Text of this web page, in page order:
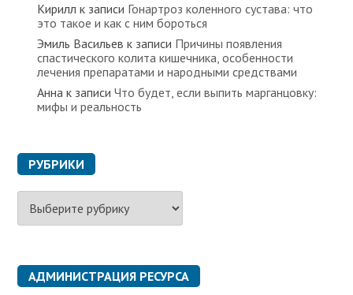
Кирилл к записи Гонартроз коленного сустава: что
это такое и как с ним бороться
Эмиль Васильев к записи Причины появления
спастического колита кишечника, особенности
лечения препаратами и народными средствами
Анна к записиЧто будет, если выпить марганцовку:
мифы и реальность
РУБРИКИ
б
к
и АДМИНИСТРАЦИЯ РЕСУРСА